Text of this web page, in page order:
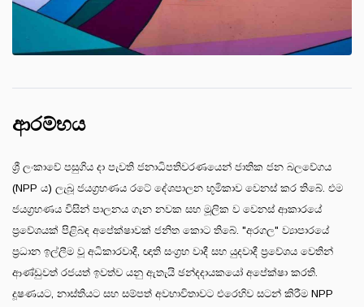
ආරම්භය
ශ්‍රී ලංකාවේ පසුගිය දා පැවති ජනාධිපතිවරණයෙන් ජාතික ජන බලවේගය
(NPP ය) ලැබූ ජයග්‍රහණය රටේ දේශපාලන භූමිකාව වෙනස් කර තිබේ. එම
ජයග්‍රහණය විසින් පාලනය ගැන නවක සහ මූලික ව වෙනස් ආකාරයේ
ප්‍රවේශයක් පිළිබඳ අපේක්ෂාවක් ජනිත කොට තිබේ. "අරගල" ව්‍යාපාරයේ
ප්‍රධාන ඉල්ලීම වූ අධිකාරවාදී, ඥාති සංග්‍රහ වාදී සහ යුදවාදී ප්‍රවේශය වෙතින්
ආණ්ඩුවත් රජයත් ඉවත්ව යනු ඇතැයි ඡන්දදායකයෝ අපේක්ෂා කරති.
දූෂණයට, නාස්තියට සහ සම්පත් අවභාවිතාවට එරෙහිව සටන් කිරීම NPP